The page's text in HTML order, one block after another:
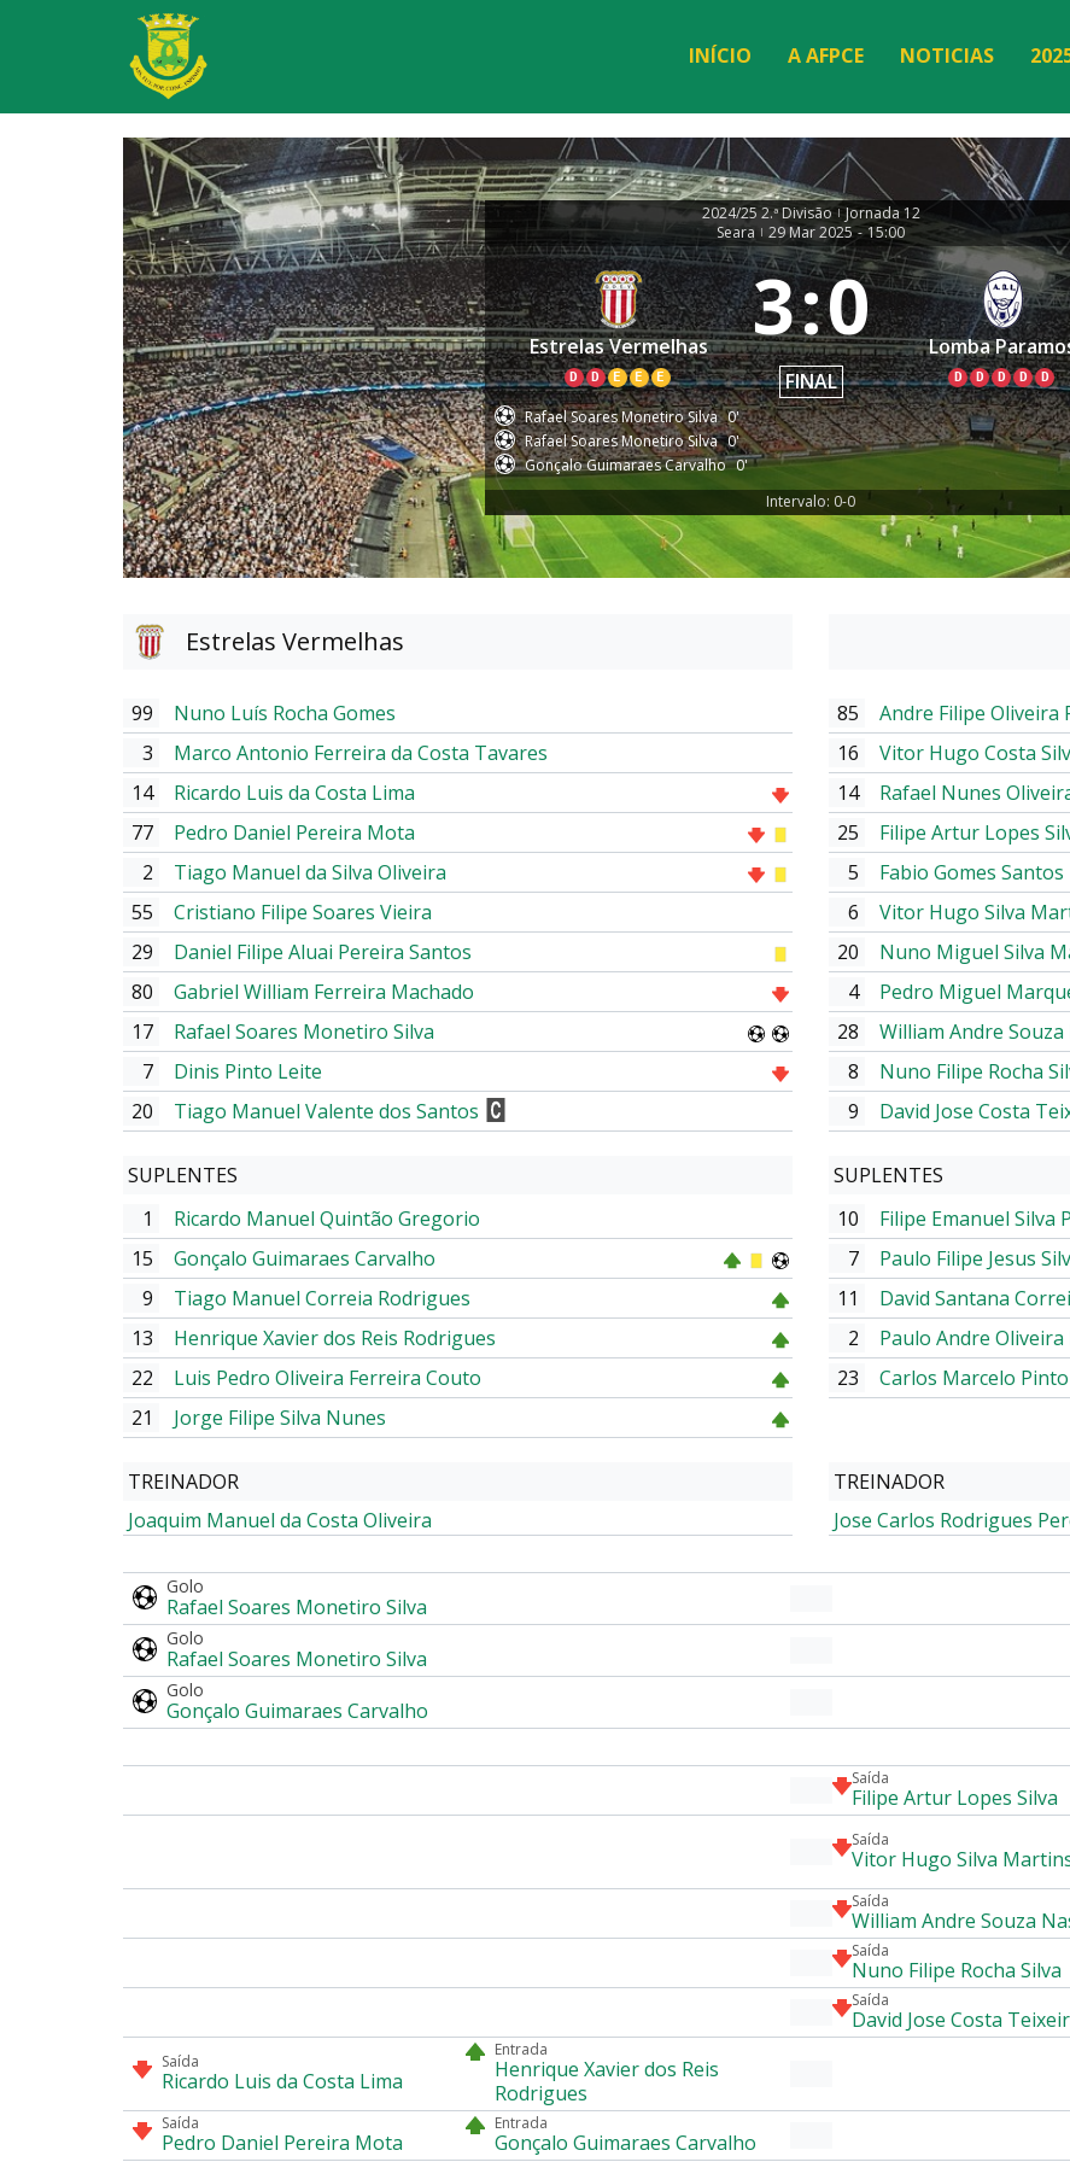
INÍCIO A AFPCE NOTICIAS
2024/25 2.ª Divisão | Jornada 12
Seara | 29 Mar 2025 - 15:00
Estrelas Vermelhas
D D E E E
3:0
FINAL
Lomba
D D D D D
Rafael Soares Monetiro Silva 0'
Rafael Soares Monetiro Silva 0'
Gonçalo Guimaraes Carvalho 0'
Intervalo: 0-0
Estrelas Vermelhas
99
Nuno Luís Rocha Gomes
3
Marco Antonio Ferreira da Costa Tavares
14
Ricardo Luis da Costa Lima
77
Pedro Daniel Pereira Mota
2
Tiago Manuel da Silva Oliveira
55
Cristiano Filipe Soares Vieira
29
Daniel Filipe Aluai Pereira Santos
80
Gabriel William Ferreira Machado
17
Rafael Soares Monetiro Silva
7
Dinis Pinto Leite
20
Tiago Manuel Valente dos Santos
SUPLENTES
1
Ricardo Manuel Quintão Gregorio
15
Gonçalo Guimaraes Carvalho
9
Tiago Manuel Correia Rodrigues
13
Henrique Xavier dos Reis Rodrigues
22
Luis Pedro Oliveira Ferreira Couto
21
Jorge Filipe Silva Nunes
TREINADOR
Joaquim Manuel da Costa Oliveira
85
Andre Filipe Oliveira
16
Vitor Hugo Costa
14
Rafael Nunes
25
Filipe Artur Lopes
5
Fabio Gomes Santos
6
Vitor Hugo Silva
20
Nuno Miguel Silva
4
Pedro Miguel
28
William Andre
8
Nuno Filipe Rocha
9
David Jose Costa
SUPLENTES
10
Filipe Emanuel Silva
7
Paulo Filipe Jesus
11
David Santana
2
Paulo Andre
23
Carlos Marcelo
TREINADOR
Jose Carlos Rodrigues
Golo
Rafael Soares Monetiro Silva
Golo
Rafael Soares Monetiro Silva
Golo
Gonçalo Guimaraes Carvalho
Saída
Filipe Artur Lopes Silva
Saída
Vitor Hugo Silva
Saída
William Andre Souza
Saída
Nuno Filipe Rocha Silva
Saída
David Jose Costa
Saída
Ricardo Luis da Costa Lima
Entrada
Henrique Xavier dos Reis
Rodrigues
Saída
Pedro Daniel Pereira Mota
Entrada
Gonçalo Guimaraes Carvalho